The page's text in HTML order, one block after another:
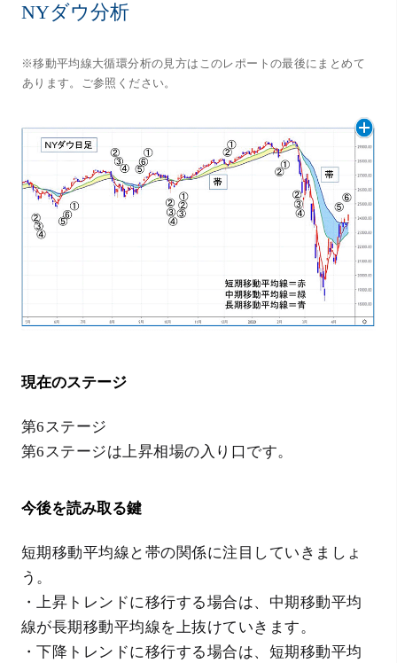
NYダウ分析
※移動平均線大循環分析の見方はこのレポートの最後にまとめて
あります。ご参照ください。
現在のステージ
第6ステージ
第6ステージは上昇相場の入り口です。
今後を読み取る鍵
短期移動平均線と帯の関係に注目していきましょ
う。
・上昇トレンドに移行する場合は、中期移動平均
線が長期移動平均線を上抜けていきます。
・下降トレンドに移行する場合は、短期移動平均